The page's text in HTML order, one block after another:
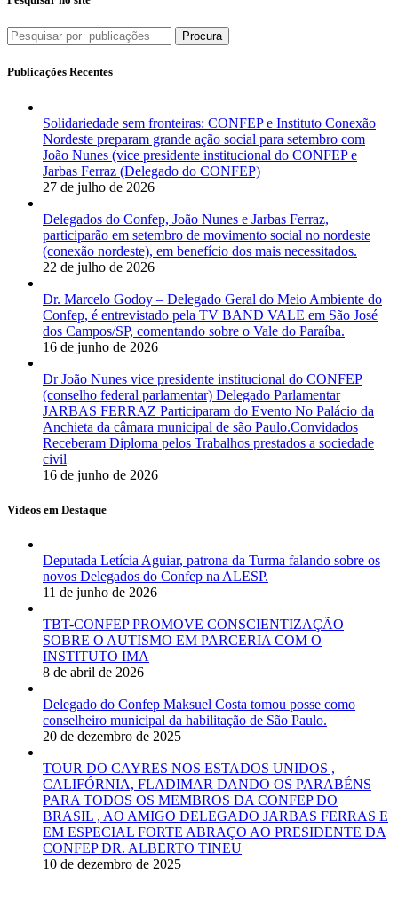
Procura
Publicações Recentes
Solidariedade sem fronteiras: CONFEP e Instituto Conexão
Nordeste preparam grande ação social para setembro com
João Nunes (vice presidente institucional do CONFEP e
Jarbas Ferraz (Delegado do CONFEP)
27 de julho de 2026
Delegados do Confep, João Nunes e Jarbas Ferraz,
participarão em setembro de movimento social no nordeste
(conexão nordeste), em benefício dos mais necessitados.
22 de julho de 2026
Dr. Marcelo Godoy – Delegado Geral do Meio Ambiente do
Confep, é entrevistado pela TV BAND VALE em São José
dos Campos/SP, comentando sobre o Vale do Paraíba.
16 de junho de 2026
Dr João Nunes vice presidente institucional do CONFEP
(conselho federal parlamentar) Delegado Parlamentar
JARBAS FERRAZ Participaram do Evento No Palácio da
Anchieta da câmara municipal de são Paulo.Convidados
Receberam Diploma pelos Trabalhos prestados a sociedade
civil
16 de junho de 2026
Vídeos em Destaque
Deputada Letícia Aguiar, patrona da Turma falando sobre os
novos Delegados do Confep na ALESP.
11 de junho de 2026
TBT-CONFEP PROMOVE CONSCIENTIZAÇÃO
SOBRE O AUTISMO EM PARCERIA COM O
INSTITUTO IMA
8 de abril de 2026
Delegado do Confep Maksuel Costa tomou posse como
conselheiro municipal da habilitação de São Paulo.
20 de dezembro de 2025
TOUR DO CAYRES NOS ESTADOS UNIDOS ,
CALIFÓRNIA, FLADIMAR DANDO OS PARABÉNS
PARA TODOS OS MEMBROS DA CONFEP DO
BRASIL , AO AMIGO DELEGADO JARBAS FERRAS E
EM ESPECIAL FORTE ABRAÇO AO PRESIDENTE DA
CONFEP DR. ALBERTO TINEU
10 de dezembro de 2025